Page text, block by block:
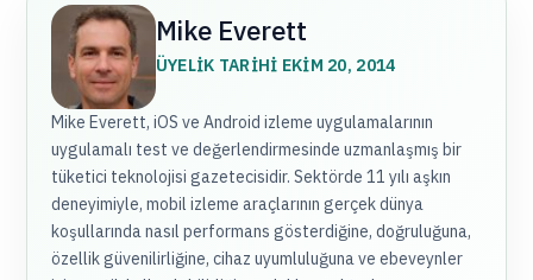
Mike Everett
ÜYELIK TARIHI EKIM 20, 2014
Mike Everett, iOS ve Android izleme uygulamalarının
uygulamalı test ve değerlendirmesinde uzmanlaşmış bir
tüketici teknolojisi gazetecisidir. Sektörde 11 yılı aşkın
deneyimiyle, mobil izleme araçlarının gerçek dünya
koşullarında nasıl performans gösterdiğine, doğruluğuna,
özellik güvenilirliğine, cihaz uyumluluğuna ve ebeveynler